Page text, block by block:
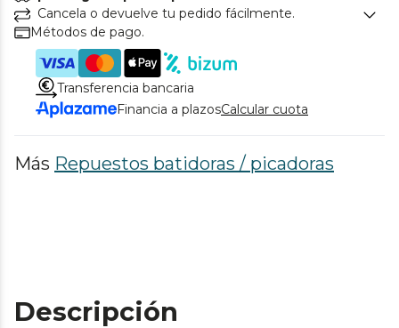
Cancela o devuelve tu pedido fácilmente.
Métodos de pago.
Transferencia bancaria
Financia a plazosCalcular cuota
Más Repuestos batidoras / picadoras
Descripción